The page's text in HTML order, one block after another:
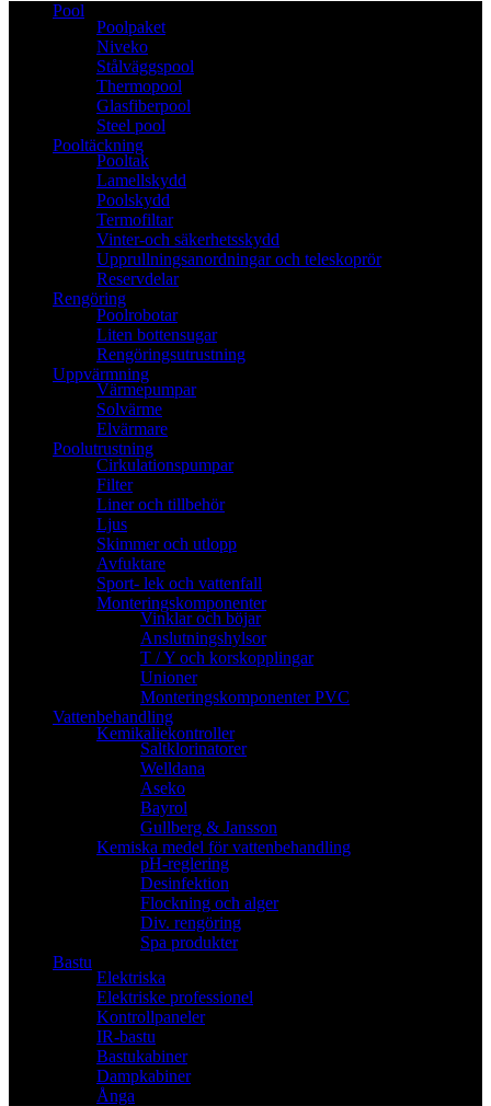
Pool
Poolpaket
Niveko
Stålväggspool
Thermopool
Glasfiberpool
Steel pool
Pooltäckning
Pooltak
Lamellskydd
Poolskydd
Termofiltar
Vinter-och säkerhetsskydd
Upprullningsanordningar och teleskoprör
Reservdelar
Rengöring
Poolrobotar
Liten bottensugar
Rengöringsutrustning
Uppvärmning
Värmepumpar
Solvärme
Elvärmare
Poolutrustning
Cirkulationspumpar
Filter
Liner och tillbehör
Ljus
Skimmer och utlopp
Avfuktare
Sport- lek och vattenfall
Monteringskomponenter
Vinklar och böjar
Anslutningshylsor
T / Y och korskopplingar
Unioner
Monteringskomponenter PVC
Vattenbehandling
Kemikaliekontroller
Saltklorinatorer
Welldana
Aseko
Bayrol
Gullberg & Jansson
Kemiska medel för vattenbehandling
pH-reglering
Desinfektion
Flockning och alger
Div. rengöring
Spa produkter
Bastu
Elektriska
Elektriske professionel
Kontrollpaneler
IR-bastu
Bastukabiner
Dampkabiner
Ånga